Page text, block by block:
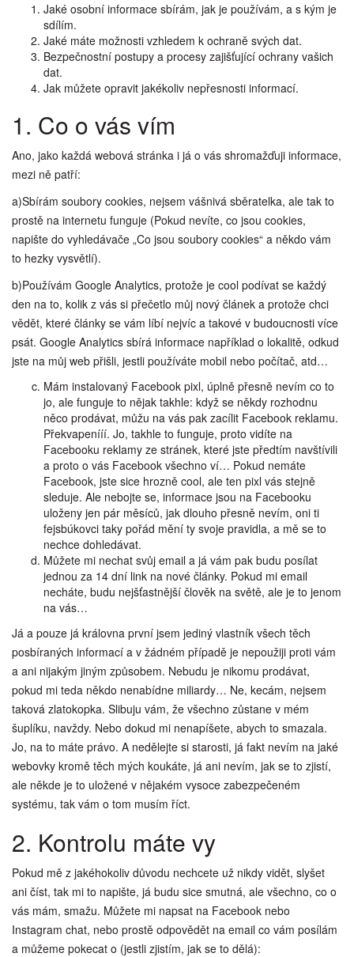
Jaké osobní informace sbírám, jak je používám, a s kým je
sdílím.
Jaké máte možnosti vzhledem k ochraně svých dat.
Bezpečnostní postupy a procesy zajišťující ochrany vašich
dat.
Jak můžete opravit jakékoliv nepřesnosti informací.
1. Co o vás vím
Ano, jako každá webová stránka i já o vás shromažďuji informace,
mezi ně patří:
a)Sbírám soubory cookies, nejsem vášnivá sběratelka, ale tak to
prostě na internetu funguje (Pokud nevíte, co jsou cookies,
napište do vyhledávače „Co jsou soubory cookies“ a někdo vám
to hezky vysvětlí).
b)Používám Google Analytics, protože je cool podívat se každý
den na to, kolik z vás si přečetlo můj nový článek a protože chci
vědět, které články se vám líbí nejvíc a takové v budoucnosti více
psát. Google Analytics sbírá informace například o lokalitě, odkud
jste na můj web přišli, jestli používáte mobil nebo počítač, atd…
Mám instalovaný Facebook pixl, úplně přesně nevím co to
jo, ale funguje to nějak takhle: když se někdy rozhodnu
něco prodávat, můžu na vás pak zacílit Facebook reklamu.
Překvapenííí. Jo, takhle to funguje, proto vidíte na
Facebooku reklamy ze stránek, které jste předtím navštívili
a proto o vás Facebook všechno ví… Pokud nemáte
Facebook, jste sice hrozně cool, ale ten pixl vás stejně
sleduje. Ale nebojte se, informace jsou na Facebooku
uloženy jen pár měsíců, jak dlouho přesně nevím, oni ti
fejsbúkovci taky pořád mění ty svoje pravidla, a mě se to
nechce dohledávat.
Můžete mi nechat svůj email a já vám pak budu posílat
jednou za 14 dní link na nové články. Pokud mi email
necháte, budu nejšťastnější člověk na světě, ale je to jenom
na vás…
Já a pouze já královna první jsem jediný vlastník všech těch
posbíraných informací a v žádném případě je nepoužiji proti vám
a ani nijakým jiným způsobem. Nebudu je nikomu prodávat,
pokud mi teda někdo nenabídne miliardy… Ne, kecám, nejsem
taková zlatokopka. Slibuju vám, že všechno zůstane v mém
šuplíku, navždy. Nebo dokud mi nenapíšete, abych to smazala.
Jo, na to máte právo. A nedělejte si starosti, já fakt nevím na jaké
webovky kromě těch mých koukáte, já ani nevím, jak se to zjistí,
ale někde je to uložené v nějakém vysoce zabezpečeném
systému, tak vám o tom musím říct.
2. Kontrolu máte vy
Pokud mě z jakéhokoliv důvodu nechcete už nikdy vidět, slyšet
ani číst, tak mi to napište, já budu sice smutná, ale všechno, co o
vás mám, smažu. Můžete mi napsat na Facebook nebo
Instagram chat, nebo prostě odpovědět na email co vám posílám
a můžeme pokecat o (jestli zjistím, jak se to dělá):